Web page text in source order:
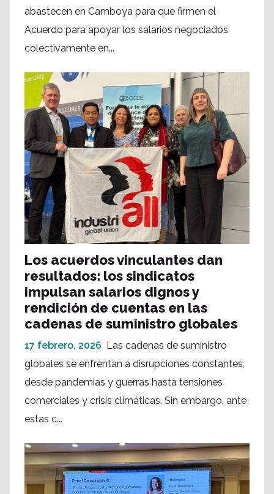
abastecen en Camboya para que firmen el
Acuerdo para apoyar los salarios negociados
colectivamente en...
Los acuerdos vinculantes dan
resultados: los sindicatos
impulsan salarios dignos y
rendición de cuentas en las
cadenas de suministro globales
17 febrero, 2026
Las cadenas de suministro
globales se enfrentan a disrupciones constantes,
desde pandemias y guerras hasta tensiones
comerciales y crisis climáticas. Sin embargo, ante
estas c...